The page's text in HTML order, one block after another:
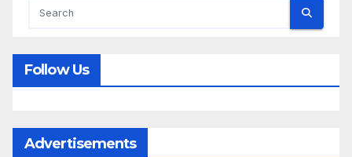
Follow Us
Advertisements